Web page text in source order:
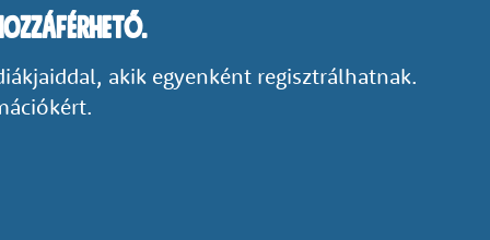
akik egyenként regisztrálhatnak.